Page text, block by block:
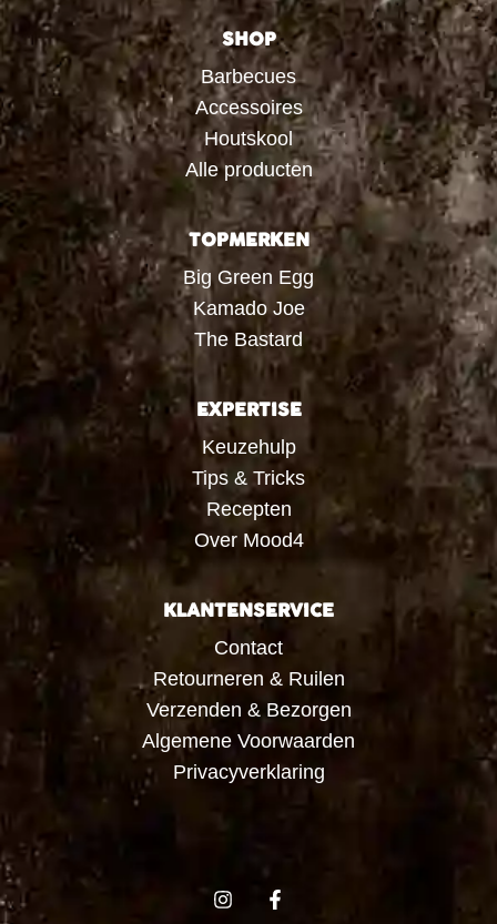
SHOP
Barbecues
Accessoires
Houtskool
Alle producten
TOPMERKEN
Big Green Egg
Kamado Joe
The Bastard
EXPERTISE
Keuzehulp
Tips & Tricks
Recepten
Over Mood4
KLANTENSERVICE
Contact
Retourneren & Ruilen
Verzenden & Bezorgen
Algemene Voorwaarden
Privacyverklaring